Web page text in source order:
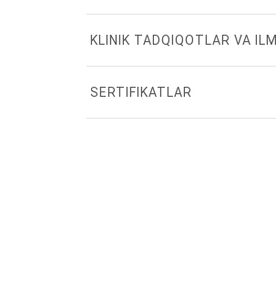
KLINIK TADQIQOTLAR VA
SERTIFIKATLAR